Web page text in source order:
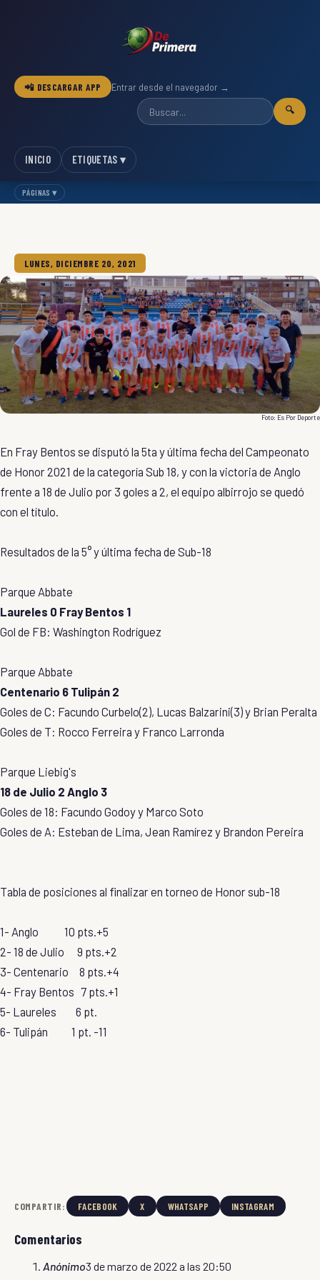
📲 DESCARGAR APP Entrar desde el navegador →
🔍
INICIO ETIQUETAS ▾
PÁGINAS ▾
LUNES, DICIEMBRE 20, 2021
Foto: Es Por Deporte
En Fray Bentos se disputó la 5ta y última fecha del Campeonato
de Honor 2021 de la categoría Sub 18, y con la victoria de Anglo
frente a 18 de Julio por 3 goles a 2, el equipo albirrojo se quedó
con el título.
Resultados de la 5° y última fecha de Sub-18
Parque Abbate
Laureles 0 Fray Bentos 1
Gol de FB: Washington Rodríguez
Parque Abbate
Centenario 6 Tulipán 2
Goles de C: Facundo Curbelo(2), Lucas Balzarini(3) y Brian Peralta
Goles de T: Rocco Ferreira y Franco Larronda
Parque Liebig's
18 de Julio 2 Anglo 3
Goles de 18: Facundo Godoy y Marco Soto
Goles de A: Esteban de Lima, Jean Ramírez y Brandon Pereira
Tabla de posiciones al finalizar en torneo de Honor sub-18
1- Anglo 10 pts.+5
2- 18 de Julio 9 pts.+2
3- Centenario 8 pts.+4
4- Fray Bentos 7 pts.+1
5- Laureles 6 pt.
6- Tulipán 1 pt. -11
COMPARTIR: FACEBOOK X WHATSAPP INSTAGRAM
Comentarios
Anónimo3 de marzo de 2022 a las 20:50